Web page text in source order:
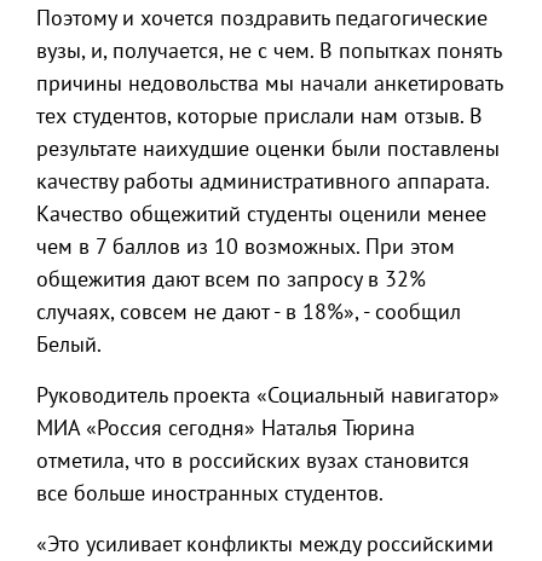
Поэтому и хочется поздравить педагогические
вузы, и, получается, не с чем. В попытках понять
причины недовольства мы начали анкетировать
тех студентов, которые прислали нам отзыв. В
результате наихудшие оценки были поставлены
качеству работы административного аппарата.
Качество общежитий студенты оценили менее
чем в 7 баллов из 10 возможных. При этом
общежития дают всем по запросу в 32%
случаях, совсем не дают - в 18%», - сообщил
Белый.
Руководитель проекта «Социальный навигатор»
МИА «Россия сегодня» Наталья Тюрина
отметила, что в российских вузах становится
все больше иностранных студентов.
«Это усиливает конфликты между российскими